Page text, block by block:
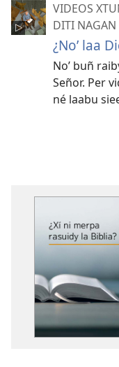
VIDEOS
DITI NAGAN
¿Noʼ laa
Noʼ buñ
Señor. Per
né laabu